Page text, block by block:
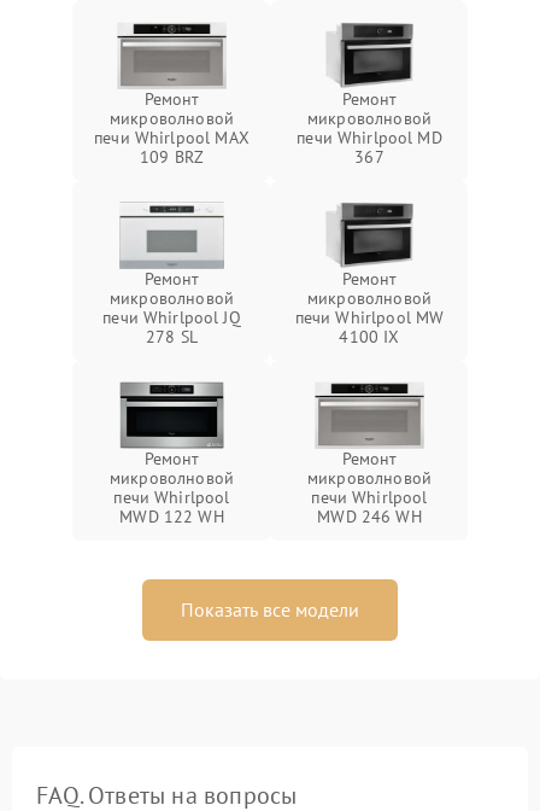
Ремонт
микроволновой
печи Whirlpool MAX
109 BRZ
Ремонт
микроволновой
печи Whirlpool MD
367
Ремонт
микроволновой
печи Whirlpool JQ
278 SL
Ремонт
микроволновой
печи Whirlpool MW
4100 IX
Ремонт
микроволновой
печи Whirlpool
MWD 122 WH
Ремонт
микроволновой
печи Whirlpool
MWD 246 WH
Показать все модели
FAQ. Ответы на вопросы